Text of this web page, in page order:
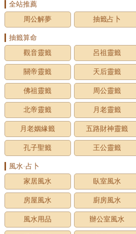
全站推薦
周公解夢
抽籤占卜
抽籤算命
觀音靈籤
呂祖靈籤
關帝靈籤 天后靈籤
佛祖靈籤 周公靈籤
北帝靈籤 月老靈籤
月老姻緣籤 五路財神靈籤
孔子聖籤 王公靈籤
風水·占卜
家居風水
臥室風水
房屋風水 廚房風水
風水用品 辦公室風水